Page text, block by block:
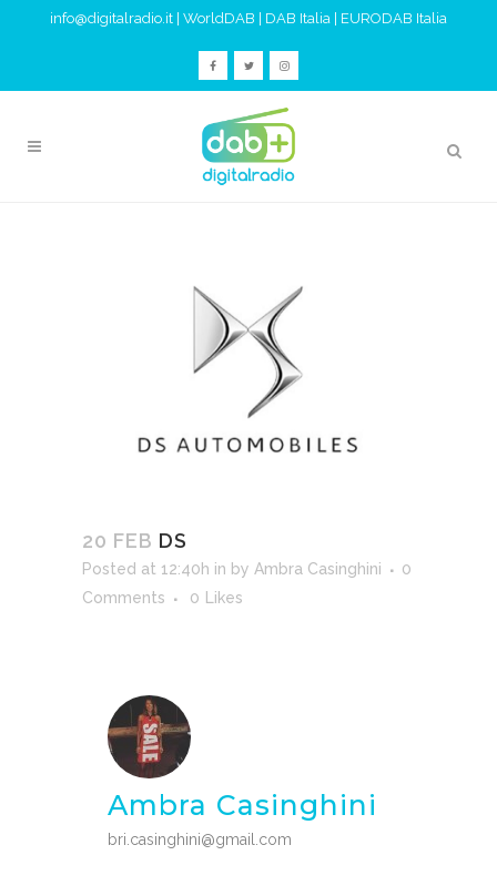
info@digitalradio.it WorldDAB DAB Italia EURODAB Italia
20 FEB DS
Posted at 12:40h in by Ambra Casinghini
0
Comments
0 Likes
Ambra Casinghini
bri.casinghini@gmail.com